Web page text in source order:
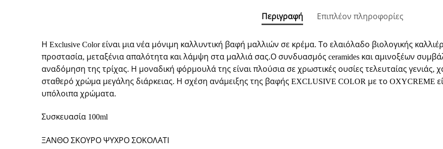
Περιγραφή Επιπλέον πληροφορίες
Η Exclusive Color είναι μια νέα μόνιμη καλλυντική βαφή μαλλιών σε κρέμα. Το ελαιόλαδο βιολογικής
προστασία, μεταξένια απαλότητα και λάμψη στα μαλλιά σας.Ο συνδυασμός ceramides και αμινοξέων
αναδόμηση της τρίχας. Η μοναδική φόρμουλά της είναι πλούσια σε χρωστικές ουσίες τελευταίας γενιάς,
σταθερό χρώμα μεγάλης διάρκειας. Η σχέση ανάμειξης της βαφής EXCLUSIVE COLOR με το OXYCREME
υπόλοιπα χρώματα.
Συσκευασία 100ml
ΞΑΝΘΟ ΣΚΟΥΡΟ ΨΥΧΡΟ ΣΟΚΟΛΑΤΙ